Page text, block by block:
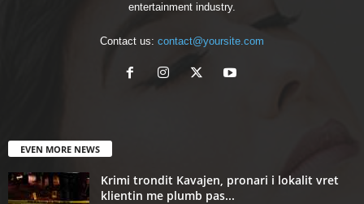
entertainment industry.
Contact us: contact@yoursite.com
EVEN MORE NEWS
Krimi trondit Kavajen, pronari i lokalit vret
klientin me plumb pas...